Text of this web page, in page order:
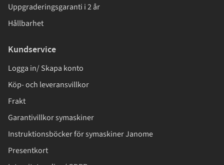
Uppgraderingsgaranti i 2 år
Hållbarhet
Kundservice
Logga in/ Skapa konto
Köp- och leveransvillkor
Frakt
Garantivillkor symaskiner
Instruktionsböcker för symaskiner Janome
Presentkort